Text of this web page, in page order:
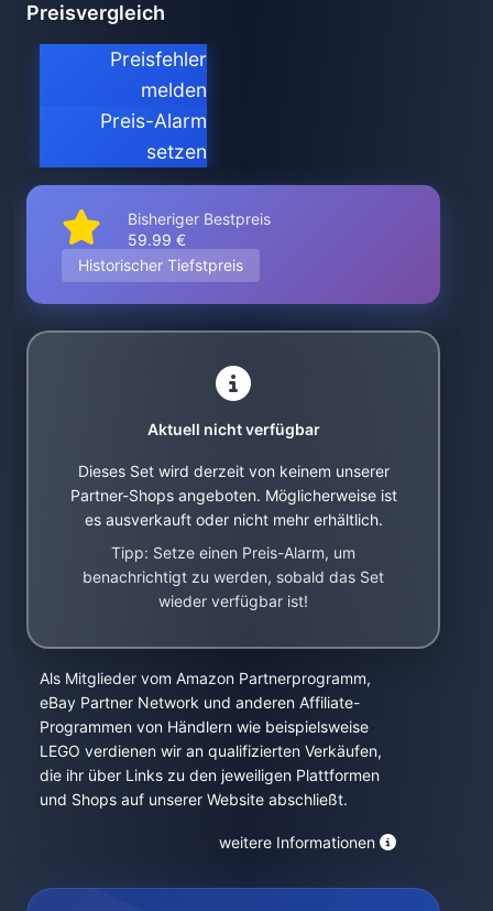
Preisvergleich
Preisfehler
melden
Preis-Alarm
setzen
Bisheriger Bestpreis
59.99 €
Historischer Tiefstpreis
Aktuell nicht verfügbar
Dieses Set wird derzeit von keinem unserer
Partner-Shops angeboten. Möglicherweise ist
es ausverkauft oder nicht mehr erhältlich.
Tipp: Setze einen Preis-Alarm, um
benachrichtigt zu werden, sobald das Set
wieder verfügbar ist!
Als Mitglieder vom Amazon Partnerprogramm,
eBay Partner Network und anderen Affiliate-
Programmen von Händlern wie beispielsweise
LEGO verdienen wir an qualifizierten Verkäufen,
die ihr über Links zu den jeweiligen Plattformen
und Shops auf unserer Website abschließt.
weitere Informationen